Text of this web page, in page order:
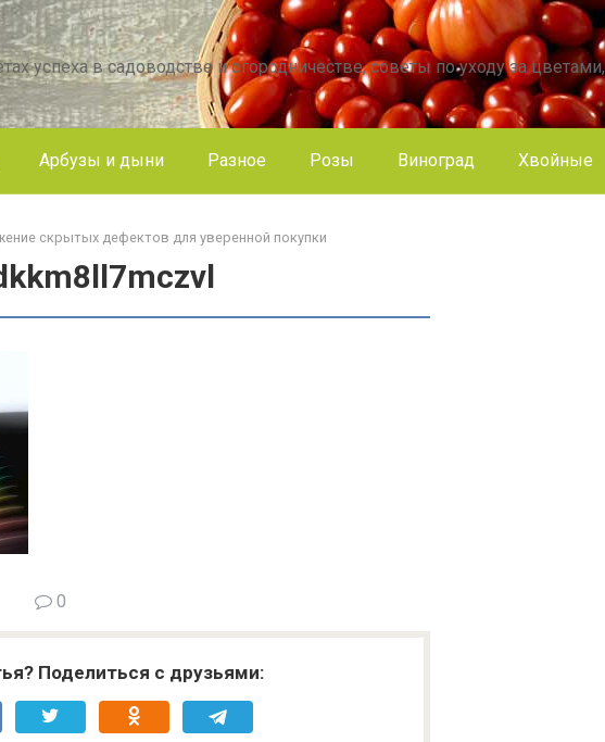
успеха в садоводстве и огородничестве, советы по уходу за
Арбузы и дыни Разное Розы Виноград Хвойные
скрытых дефектов для уверенной покупки
0
Поделиться с друзьями: